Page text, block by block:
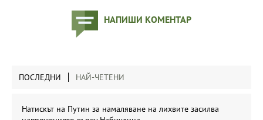
НАПИШИ КОМЕНТАР
ПОСЛЕДНИ НАЙ-ЧЕТЕНИ
Натискът на Путин за намаляване на лихвите засилва